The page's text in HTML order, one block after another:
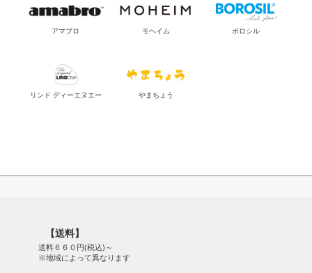
アマブロ モヘイム ボロシル
リンド ディーエヌエー やまちょう
【送料】
送料６６０円(税込)～
※地域によって異なります